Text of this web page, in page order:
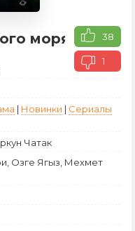
моря 38
1
| Новинки | Сериалы
Чатак
Озге Ягыз, Мехмет